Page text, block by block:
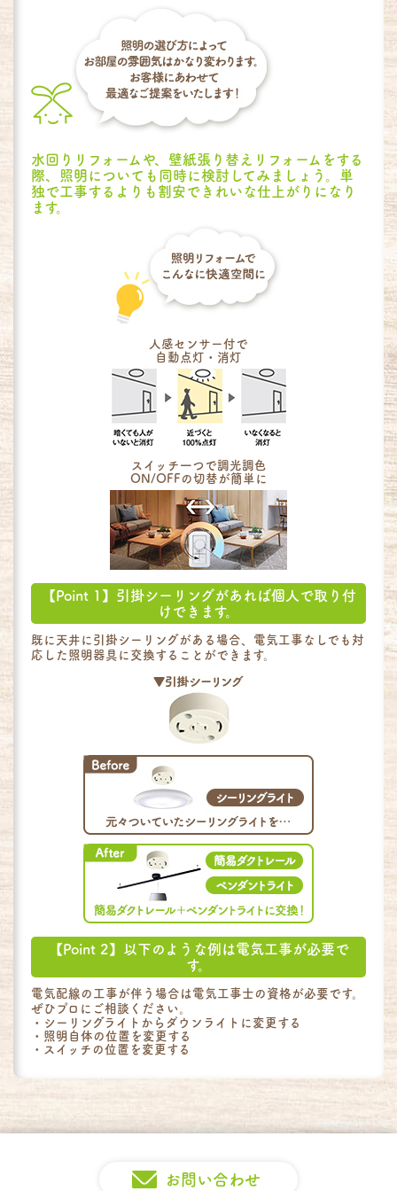
水回りリフォームや、壁紙張り替えリフォームをする
際、照明についても同時に検討してみましょう。単
独で工事するよりも割安できれいな仕上がりになり
ます。
人感センサー付で
自動点灯・消灯
スイッチ一つで調光調色
ON/OFFの切替が簡単に
【Point 1】引掛シーリングがあれば個人で取り付
けできます。
既に天井に引掛シーリングがある場合、電気工事なしでも対
応した照明器具に交換することができます。
【Point 2】以下のような例は電気工事が必要で
す。
電気配線の工事が伴う場合は電気工事士の資格が必要です。
ぜひプロにご相談ください。
シーリングライトからダウンライトに変更する
照明自体の位置を変更する
スイッチの位置を変更する
お問い合わせ